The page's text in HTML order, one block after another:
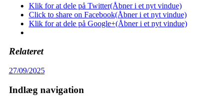
Klik for at dele på Twitter(Åbner i et nyt vindue)
Click to share on Facebook(Åbner i et nyt vindue)
Klik for at dele på Google+(Åbner i et nyt vindue)
Relateret
27/09/2025
Indlæg navigation